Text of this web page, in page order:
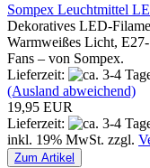
Sompex Leuchtmittel
Dekoratives LED-
Warmweißes Licht,
Fans – von Sompex.
Lieferzeit:
(Ausland abweichend)
19,95 EUR
Lieferzeit:
inkl. 19% MwSt. zzgl.
Zum Artikel